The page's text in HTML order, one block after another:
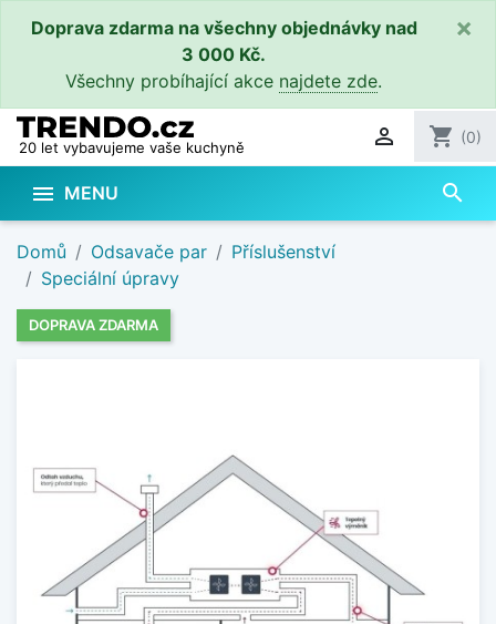
Doprava zdarma na všechny objednávky nad
3 000 Kč.
Všechny probíhající akce najdete zde.
×
20 let vybavujeme vaše kuchyně  shopping_cart (0)
 MENU search
Domů Odsavače par
Příslušenství
Speciální úpravy
DOPRAVA ZDARMA